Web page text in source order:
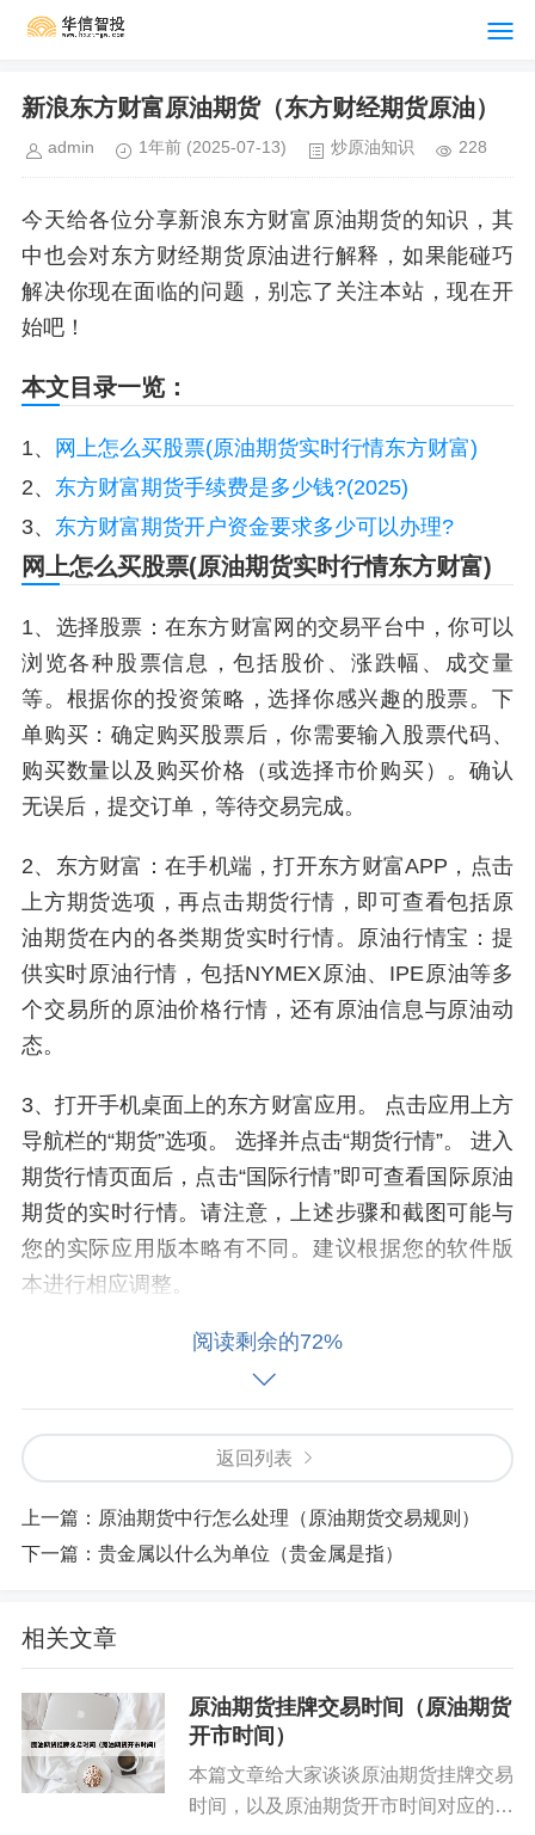
新浪东方财富原油期货（东方财经期货原油）
admin 1年前 (2025-07-13) 炒原油知识 228
今天给各位分享新浪东方财富原油期货的知识，其
中也会对东方财经期货原油进行解释，如果能碰巧
解决你现在面临的问题，别忘了关注本站，现在开
始吧！
本文目录一览：
1、
网上怎么买股票(原油期货实时行情东方财富)
2、 东方财富期货手续费是多少钱?(2025)
3、 东方财富期货开户资金要求多少可以办理?
网上怎么买股票(原油期货实时行情东方财富)
1、选择股票：在东方财富网的交易平台中，你可以
浏览各种股票信息，包括股价、涨跌幅、成交量
等。根据你的投资策略，选择你感兴趣的股票。下
单购买：确定购买股票后，你需要输入股票代码、
购买数量以及购买价格（或选择市价购买）。确认
无误后，提交订单，等待交易完成。
2、东方财富：在手机端，打开东方财富APP，点击
上方期货选项，再点击期货行情，即可查看包括原
油期货在内的各类期货实时行情。原油行情宝：提
供实时原油行情，包括NYMEX原油、IPE原油等多
个交易所的原油价格行情，还有原油信息与原油动
态。
3、打开手机桌面上的东方财富应用。 点击应用上方
导航栏的“期货”选项。 选择并点击“期货行情”。 进入
期货行情页面后，点击“国际行情”即可查看国际原油
期货的实时行情。请注意，上述步骤和截图可能与
您的实际应用版本略有不同。建议根据您的软件版
本进行相应调整。
4、第一步、打开手机桌面东方财富。第二步、点击
上方期货选项。第三步、点击期货行情。第四步、
最后进入期货行情页面后点击国外行情即可查看国
外期货行情，如下图所示。
5、东方财富：可以通过手机APP或网站查看国际原
油期货的实时行情。具体步骤为打开东方财富APP
入软件或网站后，搜索国际原油期货即可获取实时
行情。
6、以新浪财经为例，进入其官网后，在导航栏选
择“期货”或者“能源”板块，然后找到“原油”相关的选
项，点击进入即可看到实时的原油行情。包括最新
阅读剩余的72%
返回列表
上一篇： 原油期货中行怎么处理（原油期货交易规则）
下一篇： 贵金属以什么为单位（贵金属是指）
相关文章
原油期货挂牌交易时间（原油期货
开市时间）
本篇文章给大家谈谈原油期货挂牌交易
时间，以及原油期货开市时间对应的知